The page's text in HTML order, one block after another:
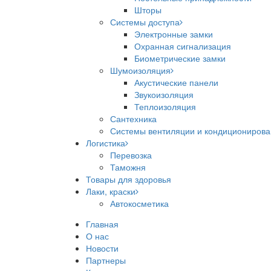
Шторы
Системы доступа
Электронные замки
Охранная сигнализация
Биометрические замки
Шумоизоляция
Акустические панели
Звукоизоляция
Теплоизоляция
Сантехника
Системы вентиляции и
Логистика
Перевозка
Таможня
Товары для здоровья
Лаки, краски
Автокосметика
Главная
О нас
Новости
Партнеры